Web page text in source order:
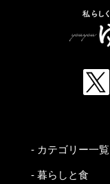
- カテゴリー一覧
- 暮らしと食